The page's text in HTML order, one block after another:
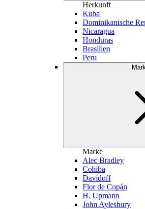
Herkunft
Kuba
Dominikanische
Nicaragua
Honduras
Brasilien
Peru
Marke
Alec Bradley
Cohiba
Davidoff
Flor de Copán
H. Upmann
John Aylesbury